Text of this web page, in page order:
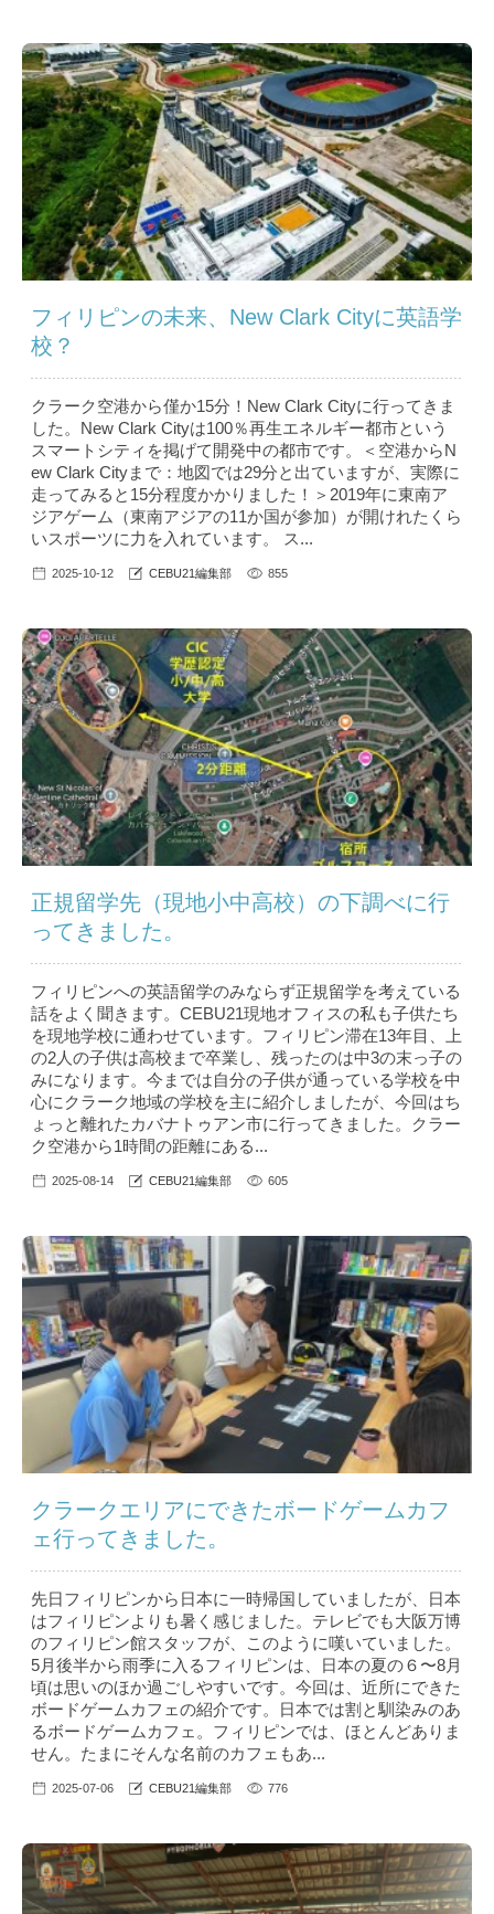
フィリピンの未来、New Clark Cityに英語学
校？
クラーク空港から僅か15分！New Clark Cityに行ってきま
した。New Clark Cityは100％再生エネルギー都市という
スマートシティを掲げて開発中の都市です。＜空港からN
ew Clark Cityまで：地図では29分と出ていますが、実際に
走ってみると15分程度かかりました！＞2019年に東南ア
ジアゲーム（東南アジアの11か国が参加）が開けれたくら
いスポーツに力を入れています。 ス...
2025-10-12 CEBU21編集部 855
正規留学先（現地小中高校）の下調べに行
ってきました。
フィリピンへの英語留学のみならず正規留学を考えている
話をよく聞きます。CEBU21現地オフィスの私も子供たち
を現地学校に通わせています。フィリピン滞在13年目、上
の2人の子供は高校まで卒業し、残ったのは中3の末っ子の
みになります。今までは自分の子供が通っている学校を中
心にクラーク地域の学校を主に紹介しましたが、今回はち
ょっと離れたカバナトゥアン市に行ってきました。クラー
ク空港から1時間の距離にある...
2025-08-14 CEBU21編集部 605
クラークエリアにできたボードゲームカフ
ェ行ってきました。
先日フィリピンから日本に一時帰国していましたが、日本
はフィリピンよりも暑く感じました。テレビでも大阪万博
のフィリピン館スタッフが、このように嘆いていました。
5月後半から雨季に入るフィリピンは、日本の夏の６〜8月
頃は思いのほか過ごしやすいです。今回は、近所にできた
ボードゲームカフェの紹介です。日本では割と馴染みのあ
るボードゲームカフェ。フィリピンでは、ほとんどありま
せん。たまにそんな名前のカフェもあ...
2025-07-06 CEBU21編集部 776